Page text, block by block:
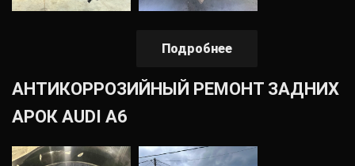
Подробнее
АНТИКОРРОЗИЙНЫЙ РЕМОНТ ЗАДНИХ
АРОК AUDI A6